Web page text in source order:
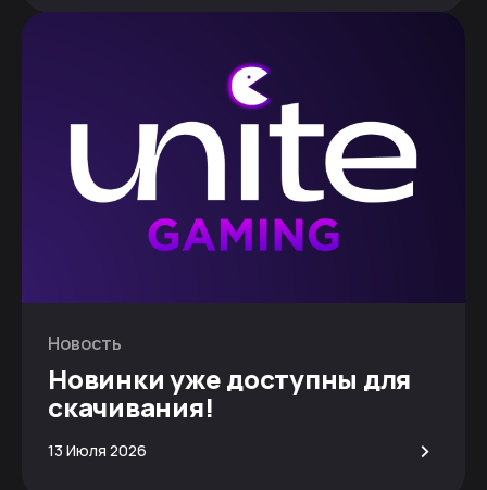
Новость
Новинки уже доступны для
скачивания!
13 Июля 2026 >